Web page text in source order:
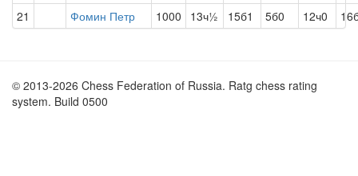
21 Фомин Петр 1000 13ч½ 15б1 5б0 12ч0
© 2013-2026 Chess Federation of Russia. Ratg chess rating
system. Build 0500